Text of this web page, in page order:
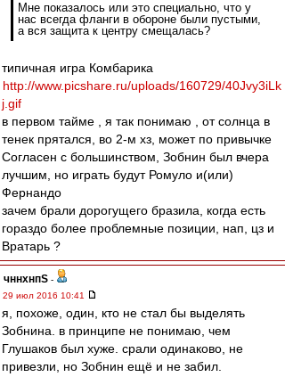
Мне показалось или это специально, что у
нас всегда фланги в обороне были пустыми,
а вся защита к центру смещалась?
типичная игра Комбарика
http://www.picshare.ru/uploads/160729/40Jvy3iLk
j.gif
в первом тайме , я так понимаю , от солнца в
тенек прятался, во 2-м хз, может по привычке
Согласен с большинством, Зобнин был вчера
лучшим, но играть будут Ромуло и(или)
Фернандо
зачем брали дорогущего бразила, когда есть
гораздо более проблемные позиции, нап, цз и
Вратарь ?
чннхнпS -
29 июл 2016 10:41
я, похоже, один, кто не стал бы выделять
Зобнина. в принципе не понимаю, чем
Глушаков был хуже. срали одинаково, не
привезли, но Зобнин ещё и не забил.